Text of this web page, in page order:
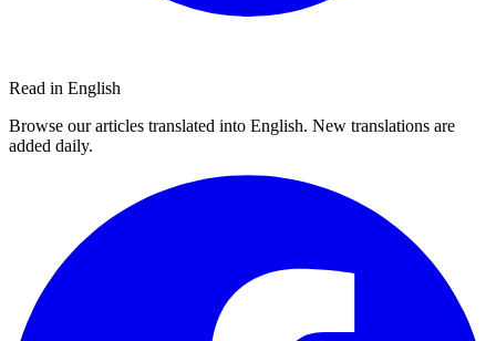
Read in English
Browse our articles translated into English. New translations are
added daily.